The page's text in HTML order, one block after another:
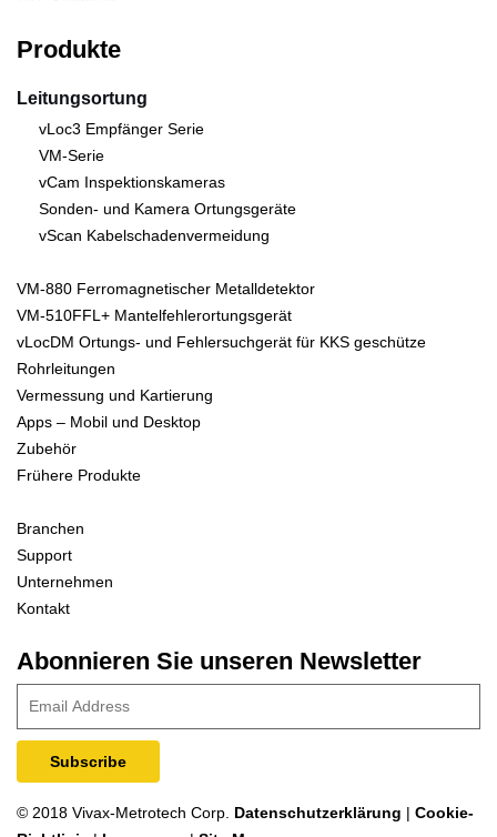
Produkte
Leitungsortung
vLoc3 Empfänger Serie
VM-Serie
vCam Inspektionskameras
Sonden- und Kamera Ortungsgeräte
vScan Kabelschadenvermeidung
VM-880 Ferromagnetischer Metalldetektor
VM-510FFL+ Mantelfehlerortungsgerät
vLocDM Ortungs- und Fehlersuchgerät für KKS geschütze
Rohrleitungen
Vermessung und Kartierung
Apps – Mobil und Desktop
Zubehör
Frühere Produkte
Branchen
Support
Unternehmen
Kontakt
Abonnieren Sie unseren Newsletter
© 2018 Vivax-Metrotech Corp. Datenschutzerklärung | Cookie-